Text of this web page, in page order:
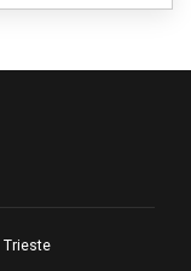
Trieste